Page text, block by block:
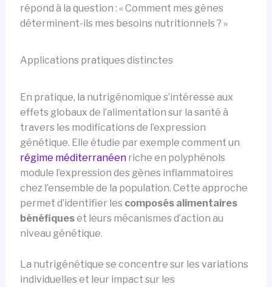
répond à la question : « Comment mes gènes
déterminent-ils mes besoins nutritionnels ? »
Applications pratiques distinctes
En pratique, la nutrigénomique s’intéresse aux
effets globaux de l’alimentation sur la santé à
travers les modifications de l’expression
génétique. Elle étudie par exemple comment un
régime méditerranéenriche en polyphénols
module l’expression des gènes inflammatoires
chez l’ensemble de la population. Cette approche
permet d’identifier les composés alimentaires
bénéfiqueset leurs mécanismes d’action au
niveau génétique.
La nutrigénétique se concentre sur les variations
individuelles et leur impact sur les